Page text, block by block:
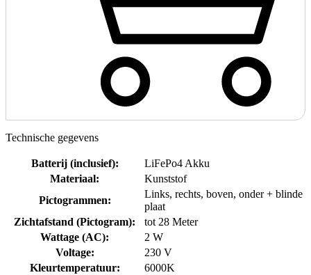
Technische gegevens
Batterij (inclusief):
LiFePo4 Akku
Materiaal:
Kunststof
Pictogrammen:
Links, rechts, boven, onder + blinde
plaat
Zichtafstand (Pictogram):
tot 28 Meter
Wattage (AC):
2 W
Voltage:
230 V
Kleurtemperatuur:
6000K